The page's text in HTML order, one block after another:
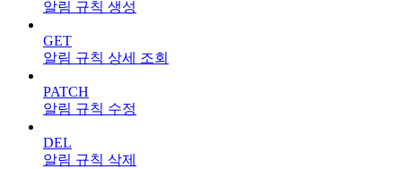
알림 규칙 생성
GET
알림 규칙 상세 조회
PATCH
알림 규칙 수정
DEL
알림 규칙 삭제